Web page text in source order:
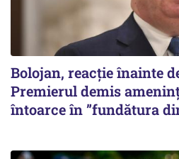
Bolojan, reacție înainte
Premierul demis
întoarce în ”fundătura